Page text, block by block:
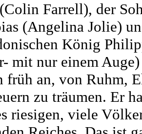
Farrell), der
(Angelina Jolie)
König
mit nur einem Auge)
früh an, von Ruhm,
zu träumen. Er
riesigen, viele